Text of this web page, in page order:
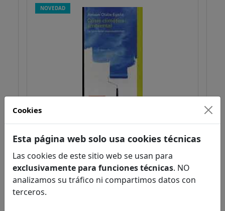
NOVEDAD
Olabe, Antxon
Ecología / medio ambiente
Cookies
Esta página web solo usa cookies técnicas
Las cookies de este sitio web se usan para
exclusivamente para funciones técnicas. NO
analizamos su tráfico ni compartimos datos con
terceros.